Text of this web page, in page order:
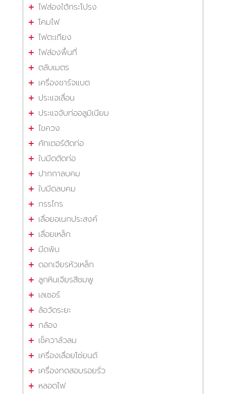
ไฟส่องใต้กระโปรง
โคมไฟ
ไฟตะเกียง
ไฟส่องพื้นที่
ตลับเมตร
เครื่องชาร์จแบต
ประแจเลื่อน
ประแจจับท่ออลูมิเนียม
ไขควง
คัทเตอร์ตัดท่อ
ใบมีดตัดท่อ
ปากกาลบคม
ใบมีดลบคม
กรรไกร
เลื่อยอเนกประสงค์
เลื่อยเหล็ก
มีดพับ
ดอกเจียรหัวเหล็ก
ลูกหินเจียรสีชมพู
เลเซอร์
ล้อวัดระยะ
กล้อง
เช็ควาล์วลม
เครื่องเลื่อยโซ่ยนต์
เครื่องทดสอบรอยรั่ว
หลอดไฟ